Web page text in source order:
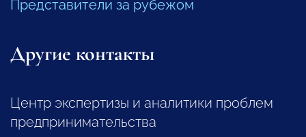
Представители за рубежом
Другие контакты
Центр экспертизы и аналитики проблем
предпринимательства